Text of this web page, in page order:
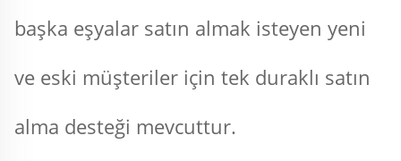
başka eşyalar satın almak isteyen yeni
ve eski müşteriler için tek duraklı satın
alma desteği mevcuttur.